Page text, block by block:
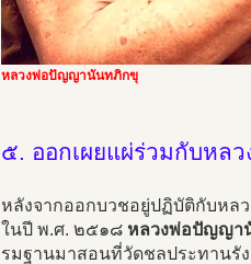
หลวงพ่อปัญญานันทภิกขุ
๕. ออกเผยแผ่ร่วมกับหลว
หลังจากออกบวชอยู่ปฏิบัติกับหล
ในปี พ.ศ. ๒๕๑๘ หลวงพ่อปัญญา
รมฐานมาสอนที่วัดชลประทานรั